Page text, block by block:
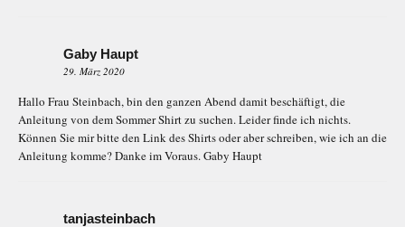
Gaby Haupt
29. März 2020
Hallo Frau Steinbach, bin den ganzen Abend damit beschäftigt, die
Anleitung von dem Sommer Shirt zu suchen. Leider finde ich nichts.
Können Sie mir bitte den Link des Shirts oder aber schreiben, wie ich an die
Anleitung komme? Danke im Voraus. Gaby Haupt
tanjasteinbach